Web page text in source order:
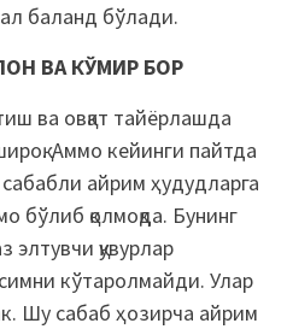
баланд бўлади.
ВА КЎМИР БОР
ва овқат тайёрлашда
Аммо кейинги пайтда
айрим ҳудудларга
бўлиб қолмоқда. Бунинг
элтувчи қувурлар
кўтаролмайди. Улар
Шу сабаб ҳозирча айрим